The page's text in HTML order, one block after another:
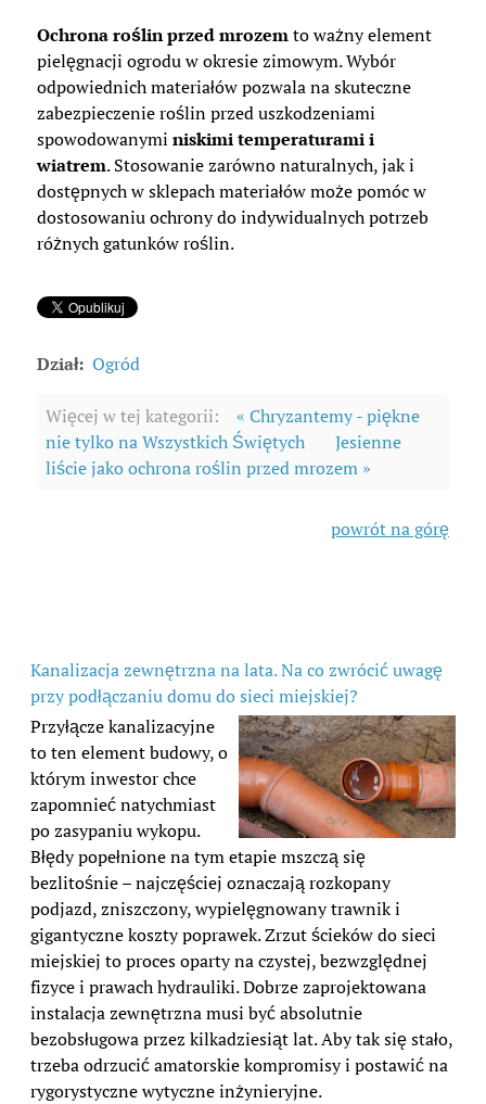
Ochrona roślin przed mrozemto ważny element
pielęgnacji ogrodu w okresie zimowym. Wybór
odpowiednich materiałów pozwala na skuteczne
zabezpieczenie roślin przed uszkodzeniami
spowodowanymi niskimi temperaturami i
wiatrem. Stosowanie zarówno naturalnych, jak i
dostępnych w sklepach materiałów może pomóc w
dostosowaniu ochrony do indywidualnych potrzeb
różnych gatunków roślin.
Dział: Ogród
Więcej w tej kategorii:
« Chryzantemy - piękne
nie tylko na Wszystkich Świętych
Jesienne
liście jako ochrona roślin przed mrozem »
powrót na górę
Kanalizacja zewnętrzna na lata. Na co zwrócić uwagę
przy podłączaniu domu do sieci miejskiej?
Przyłącze kanalizacyjne
to ten element budowy, o
którym inwestor chce
zapomnieć natychmiast
po zasypaniu wykopu.
Błędy popełnione na tym etapie mszczą się
bezlitośnie – najczęściej oznaczają rozkopany
podjazd, zniszczony, wypielęgnowany trawnik i
gigantyczne koszty poprawek. Zrzut ścieków do sieci
miejskiej to proces oparty na czystej, bezwzględnej
fizyce i prawach hydrauliki. Dobrze zaprojektowana
instalacja zewnętrzna musi być absolutnie
bezobsługowa przez kilkadziesiąt lat. Aby tak się stało,
trzeba odrzucić amatorskie kompromisy i postawić na
rygorystyczne wytyczne inżynieryjne.